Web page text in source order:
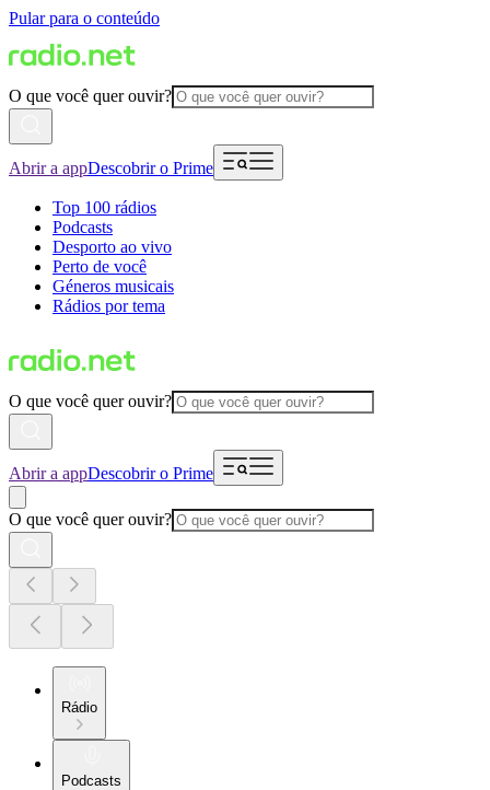
Pular para o conteúdo
O que você quer ouvir?
Abrir a appDescobrir o Prime
Top 100 rádios
Podcasts
Desporto ao vivo
Perto de você
Géneros musicais
Rádios por tema
O que você quer ouvir?
Abrir a appDescobrir o Prime
O que você quer ouvir?
Rádio
Podcasts